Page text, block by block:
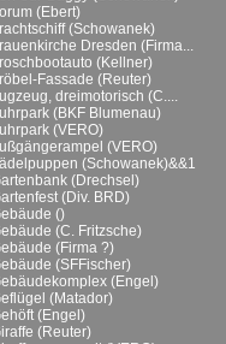
(Ebert)
(Schowanek)
Dresden (Firma...
(Kellner)
Fassade (Reuter)
dreimotorisch (C....
(BKF Blumenau)
(VERO)
(VERO)
(Schowanek)&&1
(Drechsel)
(Div. BRD)
()
(C. Fritzsche)
(Firma ?)
(SFFischer)
(Engel)
(Matador)
(Engel)
(Reuter)